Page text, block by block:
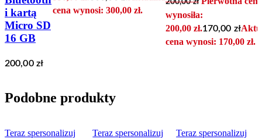
i kartą
Micro SD
16 GB
200,00 zł
cena wynosi: 300,00 zł.
wynosiła:
200,00 zł.170,00 zł
cena wynosi: 170,00 zł.
Podobne produkty
Teraz spersonalizuj Teraz spersonalizuj Teraz spersonalizuj